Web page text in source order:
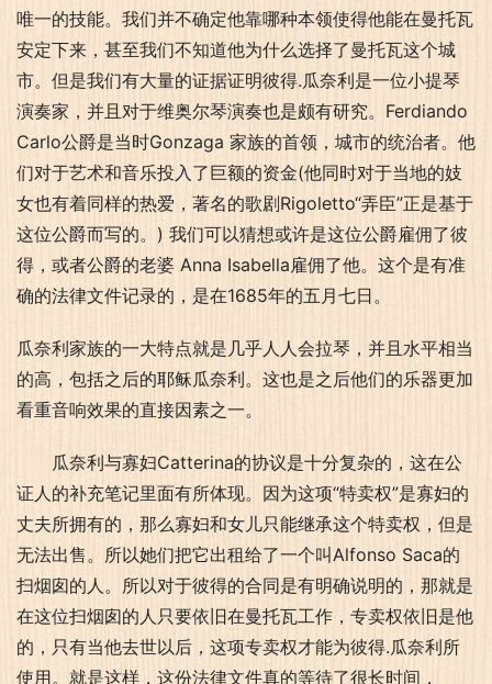
唯一的技能。我们并不确定他靠哪种本领使得他能在曼托瓦
安定下来，甚至我们不知道他为什么选择了曼托瓦这个城
市。但是我们有大量的证据证明彼得.瓜奈利是一位小提琴
演奏家，并且对于维奥尔琴演奏也是颇有研究。Ferdiando
Carlo公爵是当时Gonzaga 家族的首领，城市的统治者。他
们对于艺术和音乐投入了巨额的资金(他同时对于当地的妓
女也有着同样的热爱，著名的歌剧Rigoletto“弄臣”正是基于
这位公爵而写的。) 我们可以猜想或许是这位公爵雇佣了彼
得，或者公爵的老婆 Anna Isabella雇佣了他。这个是有准
确的法律文件记录的，是在1685年的五月七日。
瓜奈利家族的一大特点就是几乎人人会拉琴，并且水平相当
的高，包括之后的耶稣瓜奈利。这也是之后他们的乐器更加
看重音响效果的直接因素之一。
瓜奈利与寡妇Catterina的协议是十分复杂的，这在公
证人的补充笔记里面有所体现。因为这项“特卖权”是寡妇的
丈夫所拥有的，那么寡妇和女儿只能继承这个特卖权，但是
无法出售。所以她们把它出租给了一个叫Alfonso Saca的
扫烟囱的人。所以对于彼得的合同是有明确说明的，那就是
在这位扫烟囱的人只要依旧在曼托瓦工作，专卖权依旧是他
的，只有当他去世以后，这项专卖权才能为彼得.瓜奈利所
使用。就是这样，这份法律文件真的等待了很长时间，